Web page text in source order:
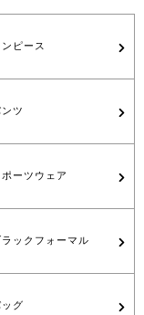
ンピース
ンツ
ポーツウェア
ラックフォーマル
グ